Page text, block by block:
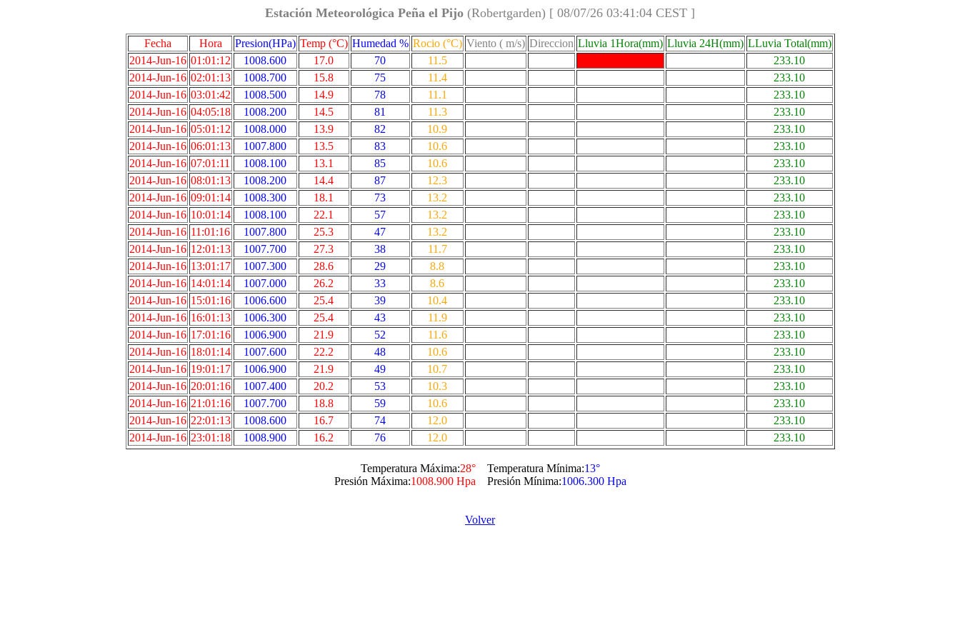
Estación Meteorológica Peña el Pijo (Robertgarden) [ 08/07/26 03:41:04 CEST ]
Fecha Hora Presion(HPa) Temp (°C) Humedad % Rocio (°C) Viento ( m/s) Direccion Lluvia 1Hora(mm) Lluvia 24H(mm) LLuvia Total(mm)
2014-Jun-16 01:01:12 1008.600 17.0 70 11.5
233.10
2014-Jun-16 02:01:13 1008.700 15.8 75 11.4
233.10
2014-Jun-16 03:01:42 1008.500 14.9 78 11.1
233.10
2014-Jun-16 04:05:18 1008.200 14.5 81 11.3
233.10
2014-Jun-16 05:01:12 1008.000 13.9 82 10.9
233.10
2014-Jun-16 06:01:13 1007.800 13.5 83 10.6
233.10
2014-Jun-16 07:01:11 1008.100 13.1 85 10.6
233.10
2014-Jun-16 08:01:13 1008.200 14.4 87 12.3
233.10
2014-Jun-16 09:01:14 1008.300 18.1 73 13.2
233.10
2014-Jun-16 10:01:14 1008.100 22.1 57 13.2
233.10
2014-Jun-16 11:01:16 1007.800 25.3 47 13.2
233.10
2014-Jun-16 12:01:13 1007.700 27.3 38 11.7
233.10
2014-Jun-16 13:01:17 1007.300 28.6 29 8.8
233.10
2014-Jun-16 14:01:14 1007.000 26.2 33 8.6
233.10
2014-Jun-16 15:01:16 1006.600 25.4 39 10.4
233.10
2014-Jun-16 16:01:13 1006.300 25.4 43 11.9
233.10
2014-Jun-16 17:01:16 1006.900 21.9 52 11.6
233.10
2014-Jun-16 18:01:14 1007.600 22.2 48 10.6
233.10
2014-Jun-16 19:01:17 1006.900 21.9 49 10.7
233.10
2014-Jun-16 20:01:16 1007.400 20.2 53 10.3
233.10
2014-Jun-16 21:01:16 1007.700 18.8 59 10.6
233.10
2014-Jun-16 22:01:13 1008.600 16.7 74 12.0
233.10
2014-Jun-16 23:01:18 1008.900 16.2 76 12.0 233.10
Temperatura Máxima:28°Temperatura Mínima:13°
Presión Máxima:1008.900 Hpa Presión Mínima:1006.300 Hpa
Volver